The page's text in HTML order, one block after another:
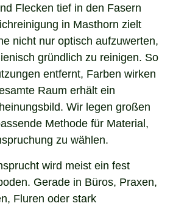
Flecken tief in den Fasern
in Masthorn zielt
nicht nur optisch aufzuwerten,
gründlich zu reinigen. So
entfernt, Farben wirken
Raum erhält ein
Wir legen großen
Methode für Material,
zu wählen.
wird meist ein fest
Gerade in Büros, Praxen,
Fluren oder stark